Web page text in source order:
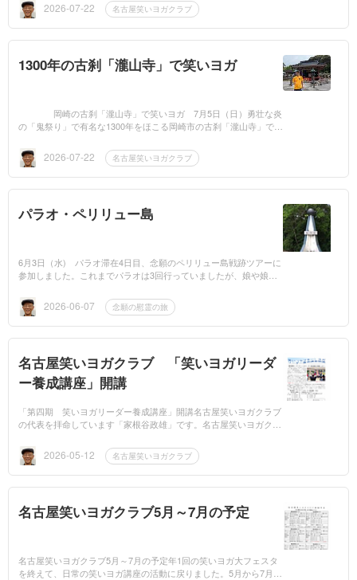
2026-07-22 名古屋笑いヨガクラブ
1300年の古刹「瀧山寺」で笑いヨガ
岡崎の古刹「瀧山寺」で笑いヨガ 7月5日（日）勇壮な炎
の「鬼祭り」で有名な1300年をほこる岡崎市の古刹「瀧山寺」で七
寺の住職は、...
2026-07-22 名古屋笑いヨガクラブ
パラオ・ペリリュー島
6月3日（水) パラオ滞在4日目、念願のペリリュー島戦跡ツアーに
参加しました。これまでパラオは3回行っていましたが、娘や娘夫
0年以上前に、...
2026-06-07 念願の慰霊の旅
名古屋笑いヨガクラブ 「笑いヨガリーダ
ー養成講座」開講
「第四期 笑いヨガリーダー養成講座」開講名古屋笑いヨガクラブ
の代表を拝命しています「家根谷政雄」です。名古屋笑いヨガクラ
する同志として...
2026-05-12 名古屋笑いヨガクラブ
名古屋笑いヨガクラブ5月～7月の予定
名古屋笑いヨガクラブ5月～7月の予定年1回の笑いヨガ大フェスタ
を終えて、日常の笑いヨガ講座の活動に戻りました。5月から7月ま